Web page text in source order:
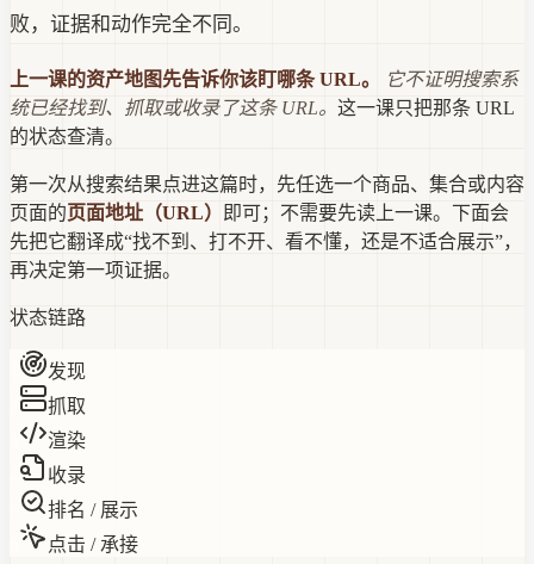
败，证据和动作完全不同。
上一课的资产地图先告诉你该盯哪条 URL。
它不证明搜索系
统已经找到、抓取或收录了这条 URL。 这一课只把那条 URL
的状态查清。
第一次从搜索结果点进这篇时，先任选一个商品、集合或内容
页面的页面地址（URL）
即可；不需要先读上一课。下面会
先把它翻译成“找不到、打不开、看不懂，还是不适合展示”，
再决定第一项证据。
状态链路
发现
抓取
渲染
收录
排名 / 展示
点击 / 承接